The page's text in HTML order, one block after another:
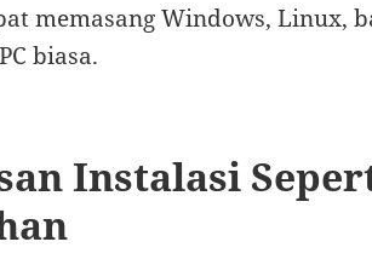
memasang Windows, Linux,
biasa.
Instalasi